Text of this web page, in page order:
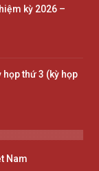
kỳ 2026 –
họp thứ 3 (kỳ họp
Nam